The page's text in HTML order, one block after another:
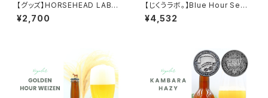
【グッズ】HORSEHEAD LABS
本気のオリジナルグラス【送料
込※北海道・沖縄除く】
¥2,700
【じくうラボ。】Blue Hour Sess
ion IPA 6本セット【送料無料※
北海道・沖縄除く】
¥4,532